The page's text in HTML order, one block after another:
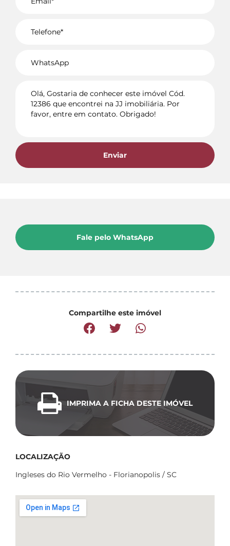
Enviar
Fale pelo WhatsApp
Compartilhe este imóvel
IMPRIMA A FICHA DESTE IMÓVEL
LOCALIZAÇÃO
Ingleses do Rio Vermelho - Florianopolis / SC